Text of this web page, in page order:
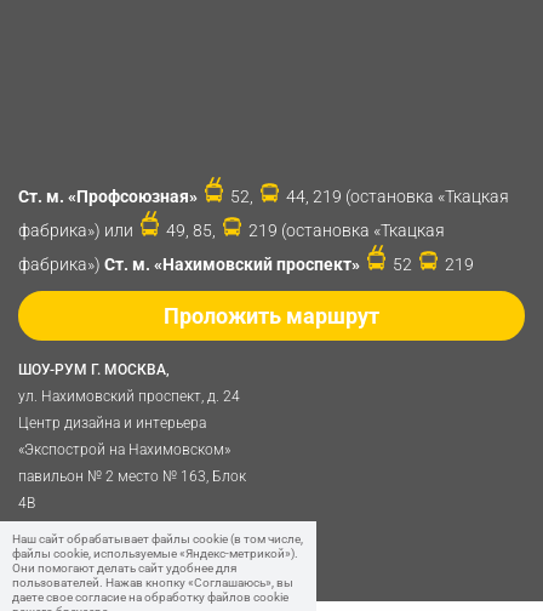
ШОУ-РУМ Г. МОСКВА,
ул. Нахимовский проспект, д. 24
Центр дизайна и интерьера
«Экспострой на Нахимовском»
павильон № 2 место № 163, Блок
4B
Политика обработки
персональных данных
Ст. м. «Профсоюзная» 52,
44, 219 (остановка «Ткацкая
фабрика») или
49, 85,
219 (остановка «Ткацкая
фабрика») Ст. м. «Нахимовский проспект» 52 219
Проложить маршрут
Наш сайт обрабатывает файлы cookie (в том числе,
файлы cookie, используемые «Яндекс-метрикой»).
Они помогают делать сайт удобнее для
пользователей. Нажав кнопку «Соглашаюсь», вы
даете свое согласие на обработку файлов cookie